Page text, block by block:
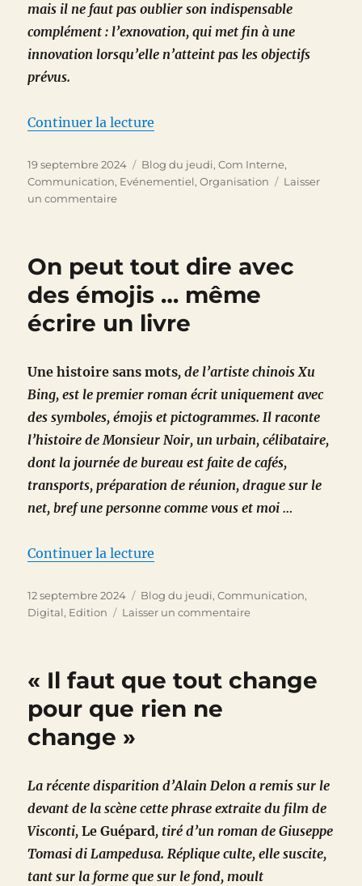
mais il ne faut pas oublier son indispensable
complément : l’exnovation, qui met fin à une
innovation lorsqu’elle n’atteint pas les objectifs
prévus.
Continuer la lecture
Publié
le
19 septembre 2024 Catégories
Blog du jeudi,Com Interne,
Communication, Evénementiel,Organisation
Laisser
un commentairesur
et
renoncer,
c’est
« exnover »
On peut tout dire avec
des émojis … même
écrire un livre
Une histoire sans mots, de l’artiste chinois Xu
Bing, est le premier roman écrit uniquement avec
des symboles, émojis et pictogrammes. Il raconte
l’histoire de Monsieur Noir, un urbain, célibataire,
dont la journée de bureau est faite de cafés,
transports, préparation de réunion, drague sur le
net, bref une personne comme vous et moi …
Continuer la lecture
Publié
le
12 septembre 2024 Catégories
Blog du jeudi,Communication,
Digital, Edition Laisser un commentairesur
dire
écrire
livre
« Il faut que tout change
pour que rien ne
change »
La récente disparition d’Alain Delon a remis sur le
devant de la scène cette phrase extraite du film de
Visconti,Le Guépard, tiré d’un roman de Giuseppe
Tomasi di Lampedusa. Réplique culte, elle suscite,
tant sur la forme que sur le fond, moult